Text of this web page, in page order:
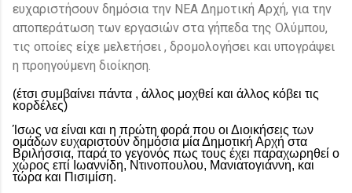
ευχαριστήσουν δημόσια την ΝΕΑ Δημοτική Αρχή, για την
αποπεράτωση των εργασιών στα γήπεδα της Ολύμπου,
τις οποίες είχε μελετήσει , δρομολογήσει και υπογράψει
η προηγούμενη διοίκηση.
(έτσι συμβαίνει πάντα , άλλος μοχθεί και άλλος κόβει τις
κορδέλες)
Ίσως να είναι και η πρώτη φορά που οι Διοικήσεις των
ομάδων ευχαριστούν δημόσια μία Δημοτική Αρχή στα
Βριλήσσια, παρά το γεγονός πως τους έχει παραχωρηθεί ο
χώρος επί Ιωαννίδη, Ντινοπουλου, Μανιατογιάννη, και
τώρα και Πισιμίση.